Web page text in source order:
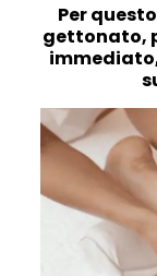
Per
gettonato,